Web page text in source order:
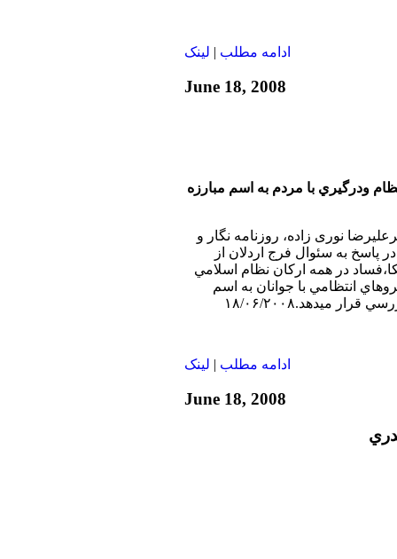
ادامه مطلب | لينک
June 18, 2008
ودرگيري با مردم به اسم مبارزه
نوری زاده، روزنامه نگار و
پاسخ به سئوال فرج اردلان از
در همه اركان نظام اسلامي
انتظامي با جوانان به اسم
ميدهد.۱۸/۰۶/۲۰۰۸
ادامه مطلب | لينک
June 18, 2008